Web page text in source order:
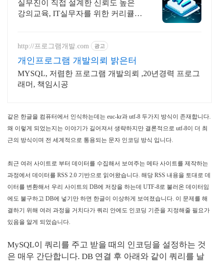
실무진이 직접 설계한 신뢰도 높은
강의교육, IT실무자를 위한 커리큘럼
http://프로그램개발.com 광고
개인프로그램 개발의뢰 밝은터
MYSQL, 저렴한 프로그램 개발의뢰 ,20년경력 프로그
래머, 책임시공
같은 한글을 컴퓨터에서 인식하는데는 euc-kr과 utf-8 두가지 방식이 존재합니다.
왜 이렇게 되었는지는 이야기가 길어져서 생략하지만 결론적으로 utf-8이 더 최
근의 방식이며 전 세계적으로 통용되는 문자 인코딩 방식 입니다.
최근 여러 사이트로 부터 데이터를 수집해서 보여주는 메타 사이트를 제작하는
과정에서 데이터를 RSS 2.0 기반으로 읽어왔습니다. 해당 RSS 내용을 토대로 데
이터를 변환해서 우리 사이트의 DB에 저장을 하는데 UTF-8로 불러온 데이터임
에도 불구하고 DB에 넣기만 하면 한글이 이상하게 보여졌습니다. 이 문제를 해
결하기 위해 여러 과정을 거치다가 쿼리 안에도 인코딩 기준을 지정해줄 필요가
있음을 알게 되었습니다.
MySQL이 쿼리를 주고 받을 때의 인코딩을 설정하는 것
은 매우 간단합니다. DB 연결 후 아래와 같이 쿼리를 날